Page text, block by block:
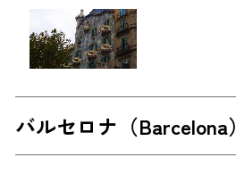
バルセロナ（Barcelona）